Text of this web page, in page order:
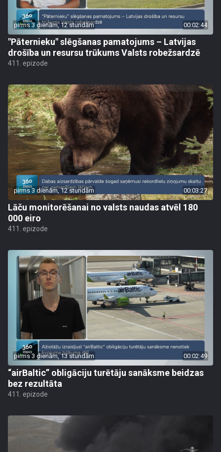
pirms 3 dienām, 12 stundām 00:02:44
"Pāternieku" slēgšanas pamatojums – Latvijas
drošība un resursu trūkums Valsts robežsardzē
411. epizode
pirms 3 dienām, 12 stundām 00:03:27
Lāču monitorēšanai no valsts naudas atvēl 180
000 eiro
411. epizode
pirms 3 dienām, 13 stundām 00:02:49
“airBaltic” obligāciju turētāju sanāksme beidzas
bez rezultāta
411. epizode